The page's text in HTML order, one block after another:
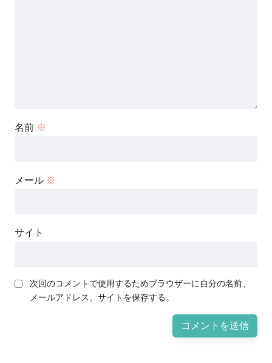
名前 ※
メール ※
サイト
次回のコメントで使用するためブラウザーに自分の名前、
メールアドレス、サイトを保存する。